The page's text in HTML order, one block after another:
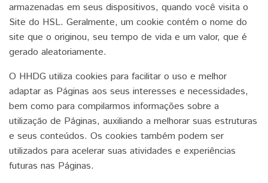
armazenadas em seus dispositivos, quando você visita o
Site do HSL. Geralmente, um cookie contém o nome do
site que o originou, seu tempo de vida e um valor, que é
gerado aleatoriamente.
O HHDG utiliza cookies para facilitar o uso e melhor
adaptar as Páginas aos seus interesses e necessidades,
bem como para compilarmos informações sobre a
utilização de Páginas, auxiliando a melhorar suas estruturas
e seus conteúdos. Os cookies também podem ser
utilizados para acelerar suas atividades e experiências
futuras nas Páginas.